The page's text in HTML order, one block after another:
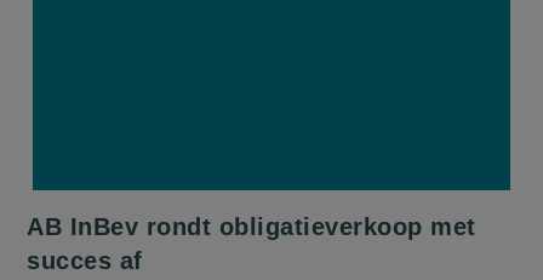
AB InBev rondt obligatieverkoop met
succes af